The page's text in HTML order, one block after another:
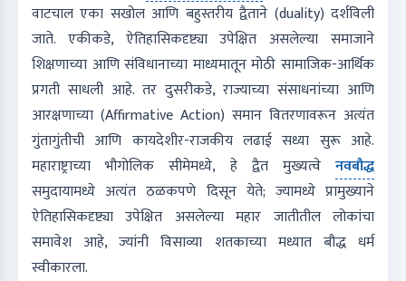
वाटचाल एका सखोल आणि बहुस्तरीय द्वैताने (duality) दर्शविली
जाते. एकीकडे, ऐतिहासिकदृष्ट्या उपेक्षित असलेल्या समाजाने
शिक्षणाच्या आणि संविधानाच्या माध्यमातून मोठी सामाजिक-आर्थिक
प्रगती साधली आहे. तर दुसरीकडे, राज्याच्या संसाधनांच्या आणि
आरक्षणाच्या (Affirmative Action) समान वितरणावरून अत्यंत
गुंतागुंतीची आणि कायदेशीर-राजकीय लढाई सध्या सुरू आहे.
महाराष्ट्राच्या भौगोलिक सीमेमध्ये, हे द्वैत मुख्यत्वे नवबौद्ध
समुदायामध्ये अत्यंत ठळकपणे दिसून येते; ज्यामध्ये प्रामुख्याने
ऐतिहासिकदृष्ट्या उपेक्षित असलेल्या महार जातीतील लोकांचा
समावेश आहे, ज्यांनी विसाव्या शतकाच्या मध्यात बौद्ध धर्म
स्वीकारला.